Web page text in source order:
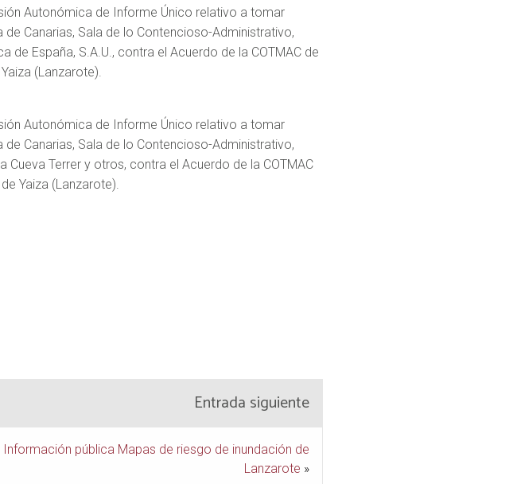
Autonómica de Informe Único relativo a tomar
Canarias, Sala de lo Contencioso-Administrativo,
España, S.A.U., contra el Acuerdo de la COTMAC de
(Lanzarote).
Autonómica de Informe Único relativo a tomar
Canarias, Sala de lo Contencioso-Administrativo,
Terrer y otros, contra el Acuerdo de la COTMAC
Yaiza (Lanzarote).
Entrada siguiente
Información pública Mapas de riesgo de inundación de
Lanzarote »